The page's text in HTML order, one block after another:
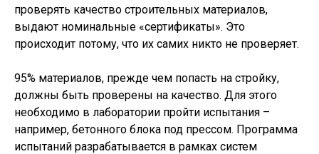
проверять качество строительных материалов,
выдают номинальные «сертификаты». Это
происходит потому, что их самих никто не проверяет.
95% материалов, прежде чем попасть на стройку,
должны быть проверены на качество. Для этого
необходимо в лаборатории пройти испытания –
например, бетонного блока под прессом. Программа
испытаний разрабатывается в рамках систем